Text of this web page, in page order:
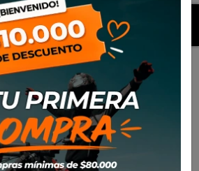
Neumatico Eurogrip 2.75-18 48P 6Pr Teg